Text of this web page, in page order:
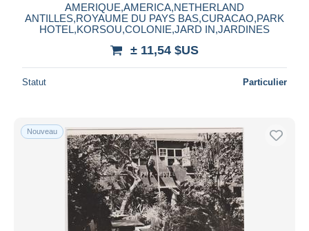
AMERIQUE,AMERICA,NETHERLAND
ANTILLES,ROYAUME DU PAYS BAS,CURACAO,PARK
HOTEL,KORSOU,COLONIE,JARD IN,JARDINES
± 11,54 $US
Statut Particulier
Nouveau